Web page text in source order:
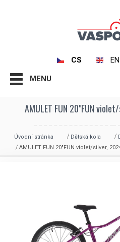
CS EN
MENU
AMULET FUN 20"FUN
Úvodní stránka Dětská kola
AMULET FUN 20″FUN violet/silver,